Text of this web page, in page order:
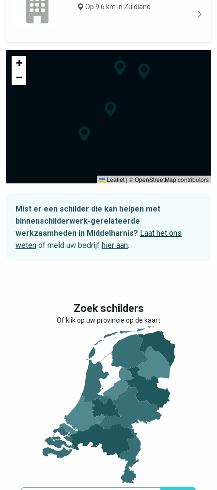
Op 9.6 km in Zuidland
+
−
Leaflet | ©OpenStreetMapcontributors
Mist er een schilder die kan helpen met
binnenschilderwerk-gerelateerde
werkzaamheden in Middelharnis? Laat het ons
weten of meld uw bedrijf hier aan.
Zoek schilders
Of klik op uw provincie op de kaart